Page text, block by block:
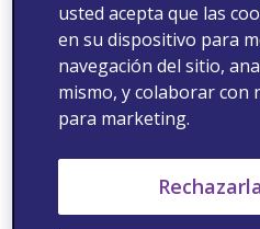
usted acepta que las
en su dispositivo para
navegación del sitio,
mismo, y colaborar con
para marketing.